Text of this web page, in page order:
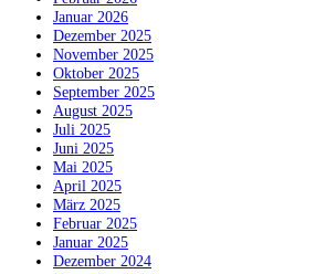
Januar 2026
Dezember 2025
November 2025
Oktober 2025
September 2025
August 2025
Juli 2025
Juni 2025
Mai 2025
April 2025
März 2025
Februar 2025
Januar 2025
Dezember 2024